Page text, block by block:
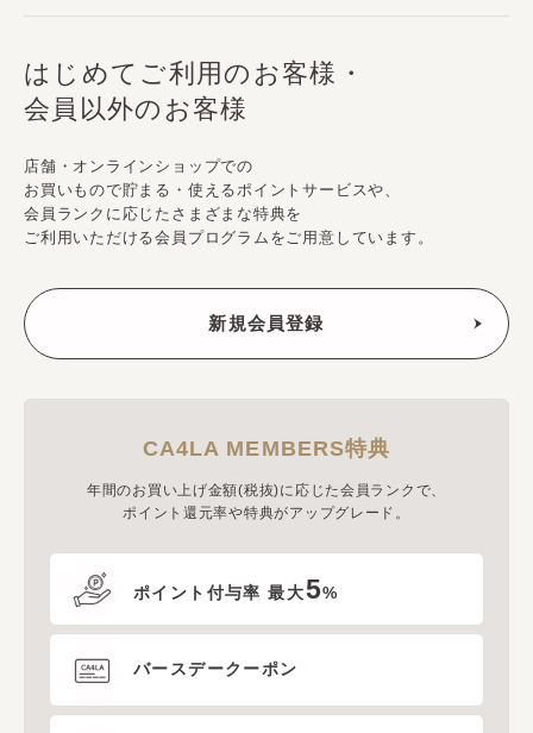
はじめてご利用のお客様・
会員以外のお客様
店舗・オンラインショップでの
お買いもので貯まる・使えるポイントサービスや、
会員ランクに応じたさまざまな特典を
ご利用いただける会員プログラムをご用意しています。
CA4LA MEMBERS特典
年間のお買い上げ金額(税抜)に応じた会員ランクで、
ポイント還元率や特典がアップグレード。
ポイント付与率 最大5%
バースデークーポン